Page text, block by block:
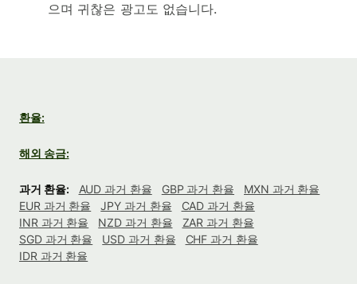
으며 귀찮은 광고도 없습니다.
환율:
해외 송금:
과거 환율: AUD 과거 환율 GBP 과거 환율
MXN 과거 환율
EUR 과거 환율
JPY 과거 환율
CAD 과거 환율
INR 과거 환율
NZD 과거 환율
ZAR 과거 환율
SGD 과거 환율
USD 과거 환율
CHF 과거 환율
IDR 과거 환율